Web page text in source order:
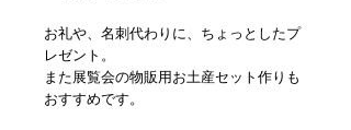
お礼や、名刺代わりに、ちょっとしたプ
レゼント。
また展覧会の物販用お土産セット作りも
おすすめです。